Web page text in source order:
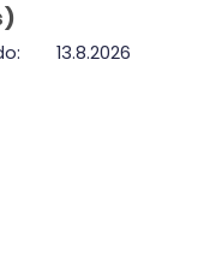
13.8.2026